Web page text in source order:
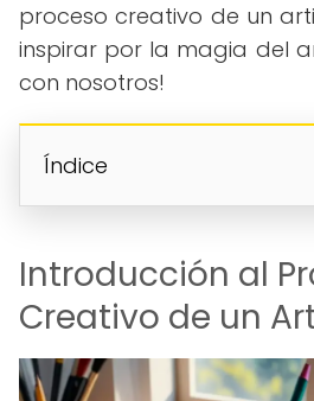
proceso creativo de un
inspirar por la magia del
con nosotros!
Índice
Introducción al
Creativo de un